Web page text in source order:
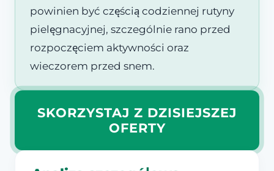
powinien być częścią codziennej rutyny
pielęgnacyjnej, szczególnie rano przed
rozpoczęciem aktywności oraz
wieczorem przed snem.
SKORZYSTAJ Z DZISIEJSZEJ
OFERTY